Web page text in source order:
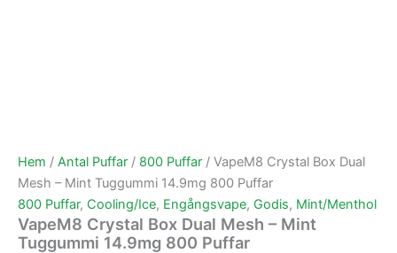
Hem / Antal Puffar / 800 Puffar / VapeM8 Crystal Box Dual
Mesh – Mint Tuggummi 14.9mg 800 Puffar
800 Puffar, Cooling/Ice, Engångsvape, Godis, Mint/Menthol
VapeM8 Crystal Box Dual Mesh – Mint
Tuggummi 14.9mg 800 Puffar